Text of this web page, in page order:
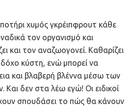
χυμός γκρέιπφρουτ κάθε
τον οργανισμό και
και τον αναζωογονεί. Καθαρίζει
κύστη, ενώ μπορεί να
και βλαβερή βλέννα μέσω των
Και δεν στα λέω εγώ! Οι ειδικοί
σπουδάσει το πώς θα κάνουν